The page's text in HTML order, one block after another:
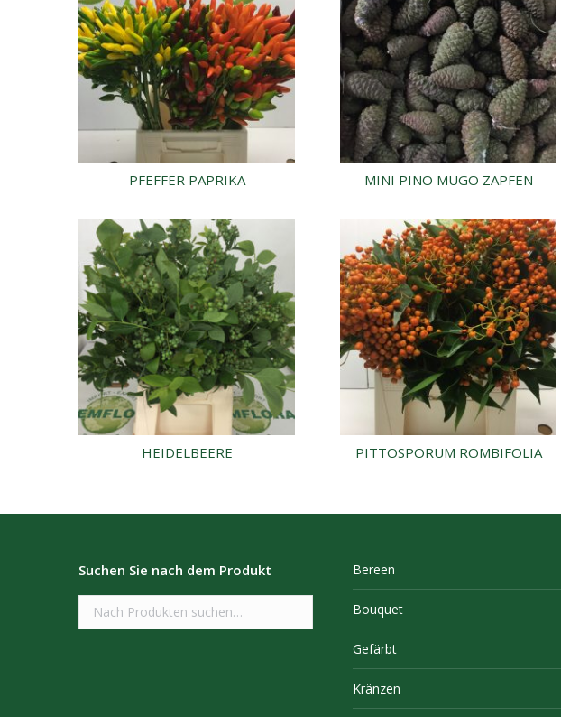
PFEFFER PAPRIKA MINI PINO MUGO ZAPFEN
HEIDELBEERE PITTOSPORUM ROMBIFOLIA
Suchen Sie nach dem Produkt Bereen
Bouquet
Gefärbt
Kränzen